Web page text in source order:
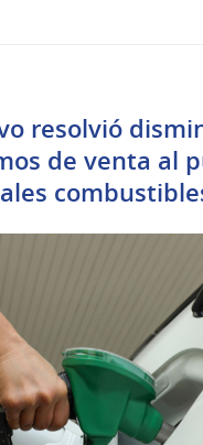
resolvió
de venta al